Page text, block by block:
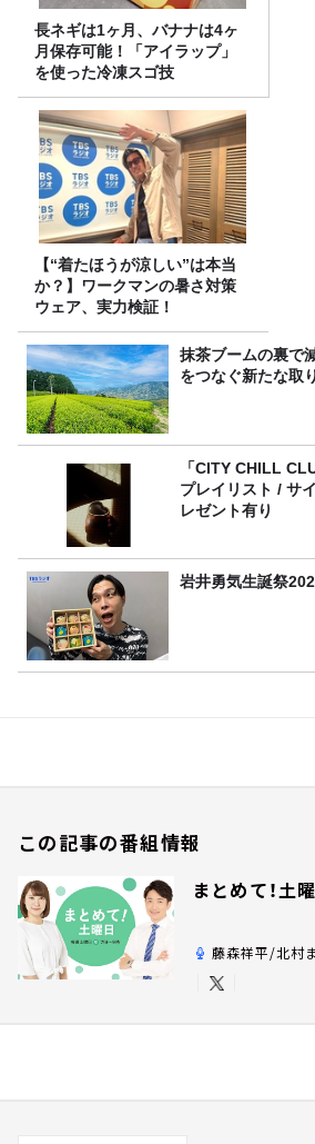
長ネギは1ヶ月、バナナは4ヶ
月保存可能！「アイラップ」
を使った冷凍スゴ技
【“着たほうが涼しい”は本当
か？】ワークマンの暑さ対策
ウェア、実力検証！
抹茶ブームの裏で
をつなぐ新たな取
「CITY CHILL
プレイリスト / サ
レゼント有り
岩井勇気生誕祭
この記事の番組情報
まとめて！土
藤森祥平/北村